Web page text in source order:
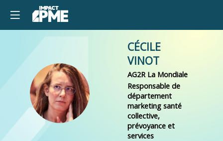
CV
CÉCILE
VINOT
AG2R La Mondiale
Responsable de
département
marketing santé
collective,
prévoyance et
services